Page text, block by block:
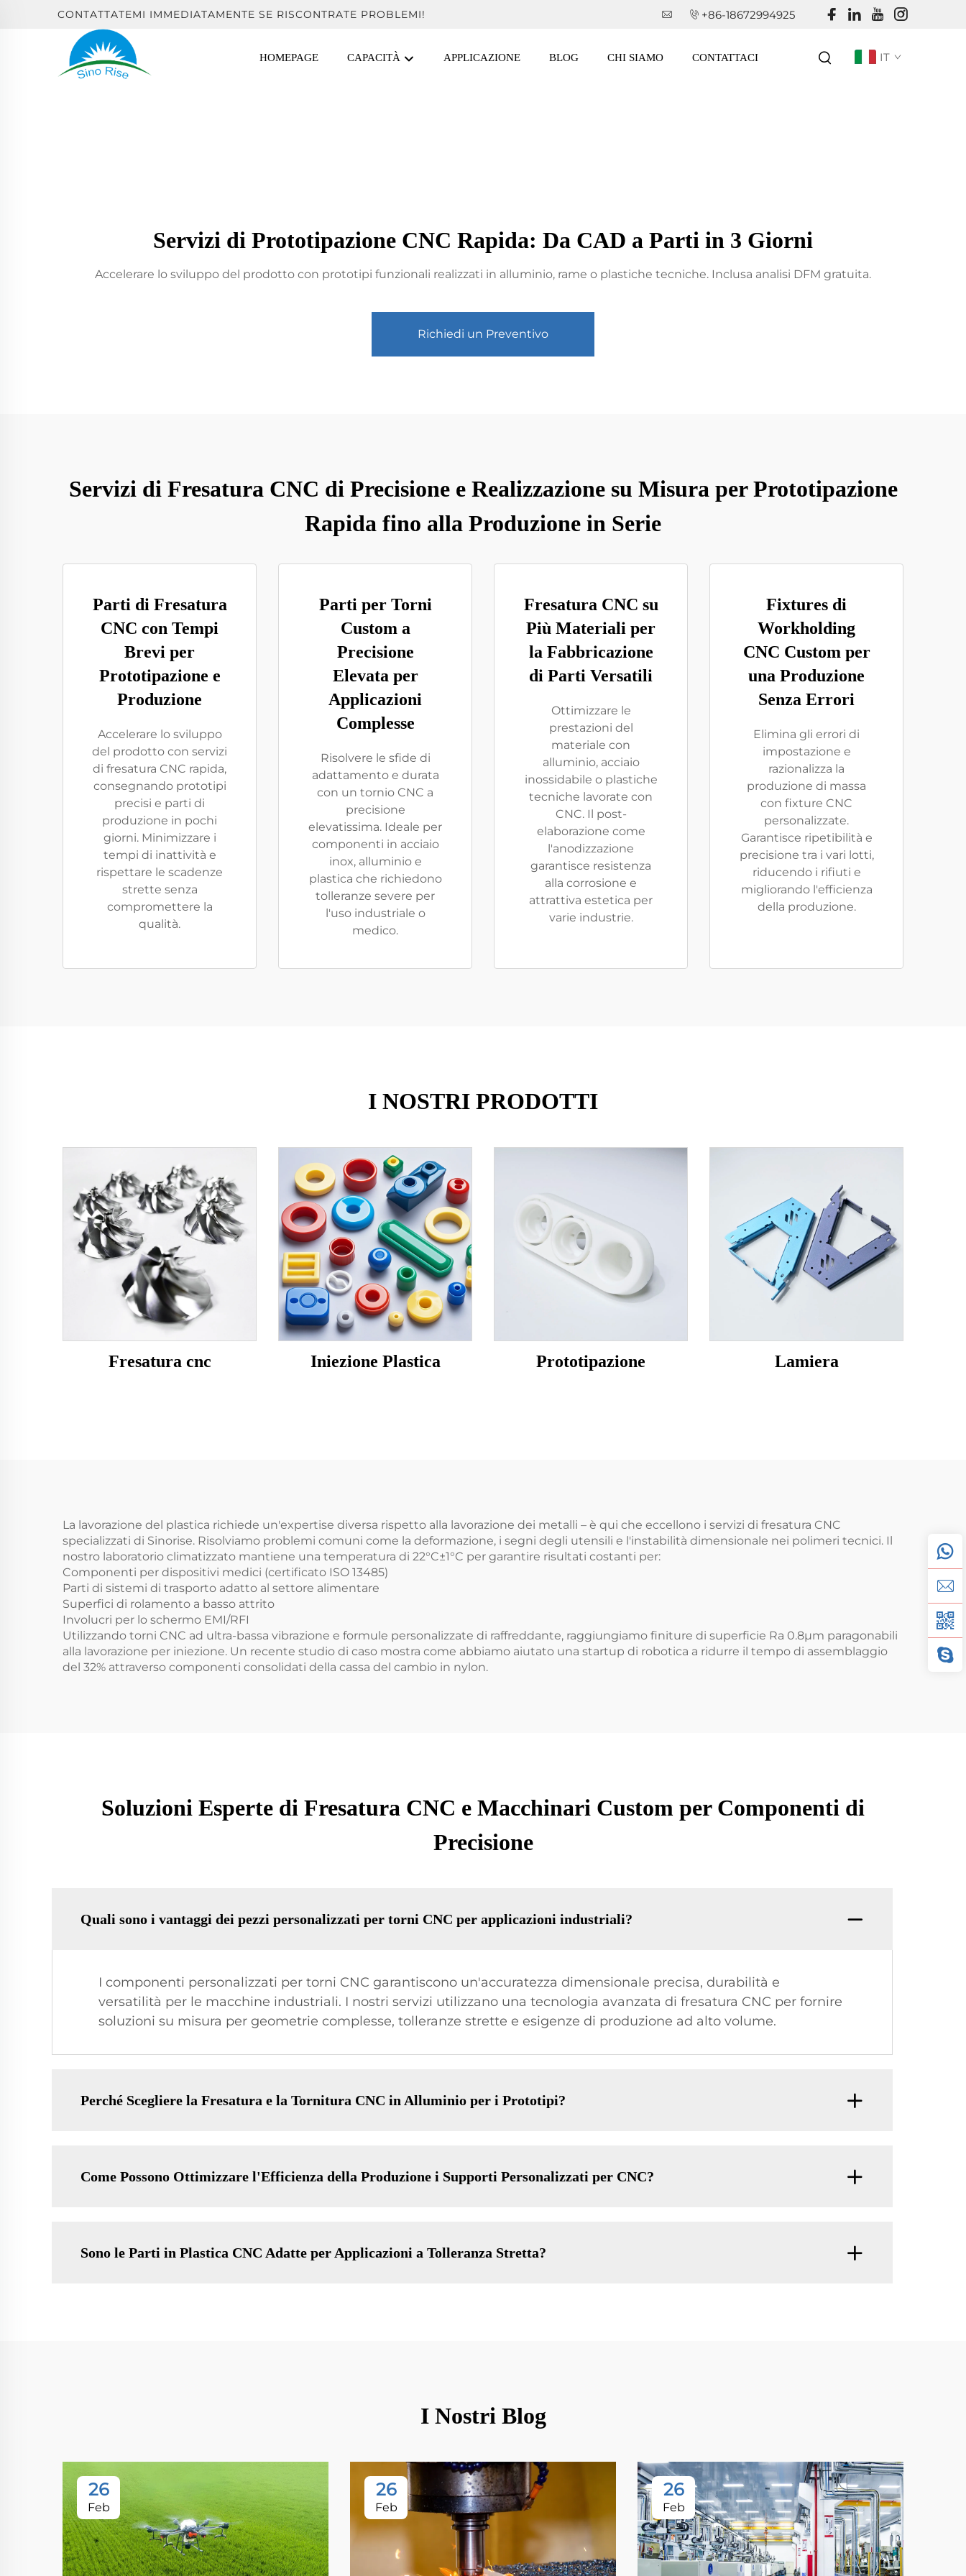
CONTATTATEMI IMMEDIATAMENTE SE RISCONTRATE PROBLEMI! +86-18672994925
HOMEPAGE CAPACITÀ APPLICAZIONE BLOG CHI SIAMO CONTATTACI IT
Servizi di Prototipazione CNC Rapida: Da CAD a Parti in 3 Giorni
Accelerare lo sviluppo del prodotto con prototipi funzionali realizzati in alluminio, rame o plastiche tecniche. Inclusa analisi DFM gratuita.
Richiedi un Preventivo
Servizi di Fresatura CNC di Precisione e Realizzazione su Misura per Prototipazione
Rapida fino alla Produzione in Serie
Parti di Fresatura
CNC con Tempi
Brevi per
Prototipazione e
Produzione
Accelerare lo sviluppo
del prodotto con servizi
di fresatura CNC rapida,
consegnando prototipi
precisi e parti di
produzione in pochi
giorni. Minimizzare i
tempi di inattività e
rispettare le scadenze
strette senza
compromettere la
qualità.
Parti per Torni
Custom a
Precisione
Elevata per
Applicazioni
Complesse
Risolvere le sfide di
adattamento e durata
con un tornio CNC a
precisione
elevatissima. Ideale per
componenti in acciaio
inox, alluminio e
plastica che richiedono
tolleranze severe per
l'uso industriale o
medico.
Fresatura CNC su
Più Materiali per
la Fabbricazione
di Parti Versatili
Ottimizzare le
prestazioni del
materiale con
alluminio, acciaio
inossidabile o plastiche
tecniche lavorate con
CNC. Il post-
elaborazione come
l'anodizzazione
garantisce resistenza
alla corrosione e
attrattiva estetica per
varie industrie.
Fixtures di
Workholding
CNC Custom per
una Produzione
Senza Errori
Elimina gli errori di
impostazione e
razionalizza la
produzione di massa
con fixture CNC
personalizzate.
Garantisce ripetibilità e
precisione tra i vari lotti,
riducendo i rifiuti e
migliorando l'efficienza
della produzione.
I NOSTRI PRODOTTI
Fresatura cnc Iniezione Plastica Prototipazione Lamiera
La lavorazione del plastica richiede un'expertise diversa rispetto alla lavorazione dei metalli – è qui che eccellono i servizi di fresatura CNC
specializzati di Sinorise. Risolviamo problemi comuni come la deformazione, i segni degli utensili e l'instabilità dimensionale nei polimeri tecnici. Il
nostro laboratorio climatizzato mantiene una temperatura di 22°C±1°C per garantire risultati costanti per:
Componenti per dispositivi medici (certificato ISO 13485)
Parti di sistemi di trasporto adatto al settore alimentare
Superfici di rolamento a basso attrito
Involucri per lo schermo EMI/RFI
Utilizzando torni CNC ad ultra-bassa vibrazione e formule personalizzate di raffreddante, raggiungiamo finiture di superficie Ra 0.8µm paragonabili
alla lavorazione per iniezione. Un recente studio di caso mostra come abbiamo aiutato una startup di robotica a ridurre il tempo di assemblaggio
del 32% attraverso componenti consolidati della cassa del cambio in nylon.
Soluzioni Esperte di Fresatura CNC e Macchinari Custom per Componenti di
Precisione
Quali sono i vantaggi dei pezzi personalizzati per torni CNC per applicazioni industriali?
I componenti personalizzati per torni CNC garantiscono un'accuratezza dimensionale precisa, durabilità e
versatilità per le macchine industriali. I nostri servizi utilizzano una tecnologia avanzata di fresatura CNC per fornire
soluzioni su misura per geometrie complesse, tolleranze strette e esigenze di produzione ad alto volume.
Perché Scegliere la Fresatura e la Tornitura CNC in Alluminio per i Prototipi?
Come Possono Ottimizzare l'Efficienza della Produzione i Supporti Personalizzati per CNC?
Sono le Parti in Plastica CNC Adatte per Applicazioni a Tolleranza Stretta?
I Nostri Blog
26
Feb
26
Feb
26
Feb